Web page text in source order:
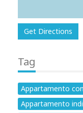
Get Directions
Tag
Appartamento
Appartamento